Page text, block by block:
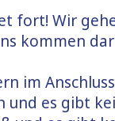
fort! Wir
kommen
im
es gibt